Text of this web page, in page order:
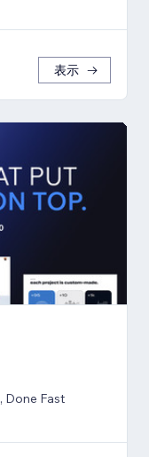
表示
Done Fast